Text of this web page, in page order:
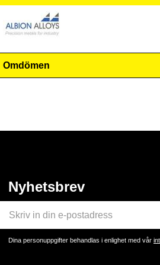
Omdömen
Nyhetsbrev
Dina personuppgifter behandlas i enlighet med vår